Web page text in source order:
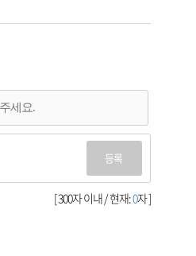
등록
[ 300자 이내 / 현재:0자 ]